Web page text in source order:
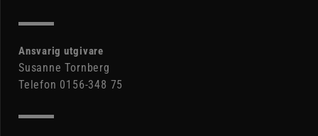
Ansvarig utgivare
Susanne Tornberg
Telefon 0156-348 75